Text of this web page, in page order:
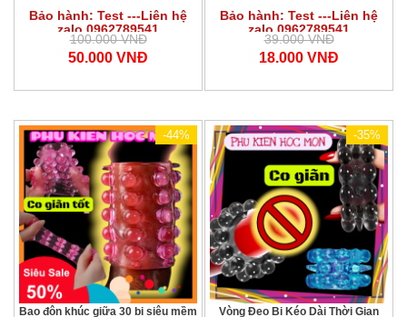
Dotted Ring Sheath for Men
Bảo hành: Test ---Liên hệ
zalo 0962789541
100.000 VNĐ
50.000 VNĐ
Erection Ring
Bảo hành: Test ---Liên hệ
zalo 0962789541
39.000 VNĐ
18.000 VNĐ
-44%
Bao đôn khúc giữa 30 bi siêu mềm
-35%
Vòng Đeo Bi Kéo Dài Thời Gian